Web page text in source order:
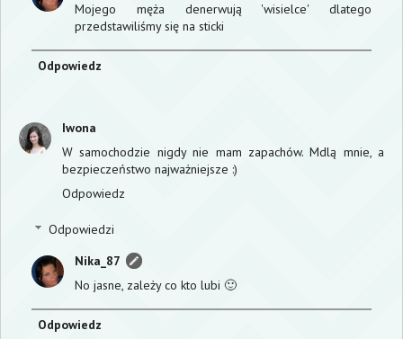
Mojego męża denerwują 'wisielce' dlatego
przedstawiliśmy się na sticki
Odpowiedz
Iwona
W samochodzie nigdy nie mam zapachów. Mdlą mnie, a
bezpieczeństwo najważniejsze :)
Odpowiedz
Odpowiedzi
Nika_87
No jasne, zależy co kto lubi 🙂
Odpowiedz